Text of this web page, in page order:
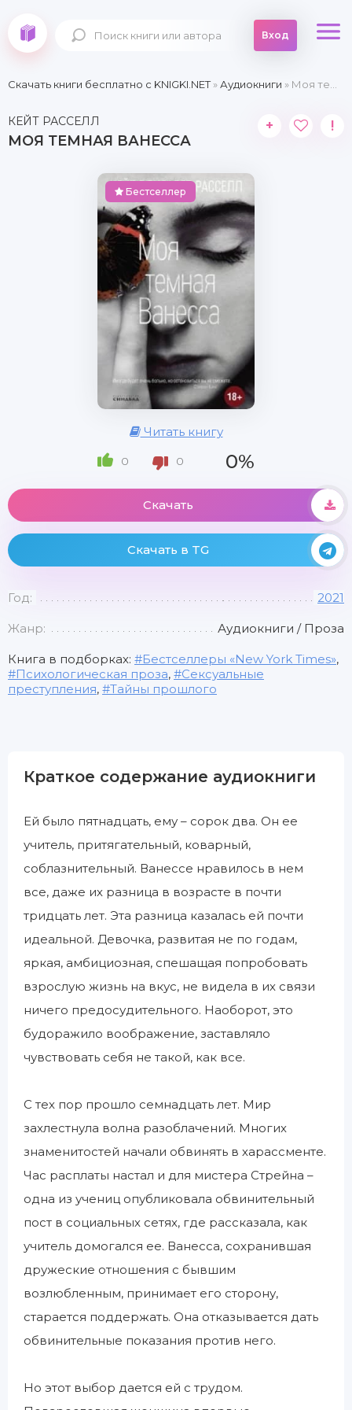
Вход
Скачать книги бесплатно c KNIGKI.NET»Аудиокниги » Моя темная Ванесса
КЕЙТ РАССЕЛЛ
МОЯ ТЕМНАЯ ВАНЕССА
+ !
Бестселлер
Читать книгу
0 0 0%
Скачать
Скачать в TG
Год: 2021
Жанр: Аудиокниги / Проза
Книга в подборках: Бестселлеры «New York Times»,
Психологическая проза,
Сексуальные
преступления, Тайны прошлого
Краткое содержание аудиокниги
Ей было пятнадцать, ему – сорок два. Он ее
учитель, притягательный, коварный,
соблазнительный. Ванессе нравилось в нем
все, даже их разница в возрасте в почти
тридцать лет. Эта разница казалась ей почти
идеальной. Девочка, развитая не по годам,
яркая, амбициозная, спешащая попробовать
взрослую жизнь на вкус, не видела в их связи
ничего предосудительного. Наоборот, это
будоражило воображение, заставляло
чувствовать себя не такой, как все.
С тех пор прошло семнадцать лет. Мир
захлестнула волна разоблачений. Многих
знаменитостей начали обвинять в харассменте.
Час расплаты настал и для мистера Стрейна –
одна из учениц опубликовала обвинительный
пост в социальных сетях, где рассказала, как
учитель домогался ее. Ванесса, сохранившая
дружеские отношения с бывшим
возлюбленным, принимает его сторону,
старается поддержать. Она отказывается дать
обвинительные показания против него.
Но этот выбор дается ей с трудом.